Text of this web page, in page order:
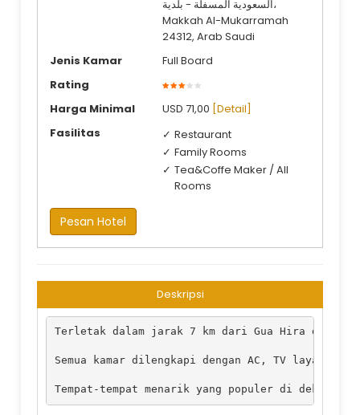
السعودية المسفلة - بلدية،
Makkah Al-Mukarramah
24312, Arab Saudi
Jenis Kamar
Full Board
Rating
Harga Minimal
USD 71,00 [Detail]
Fasilitas
Restaurant
Family Rooms
Tea&Coffe Maker / All
Rooms
Pesan Hotel
Deskripsi
Terletak dalam jarak 7 km dari Gua Hira dan 7
Semua kamar dilengkapi dengan AC, TV layar
Tempat-tempat menarik yang populer di dekat